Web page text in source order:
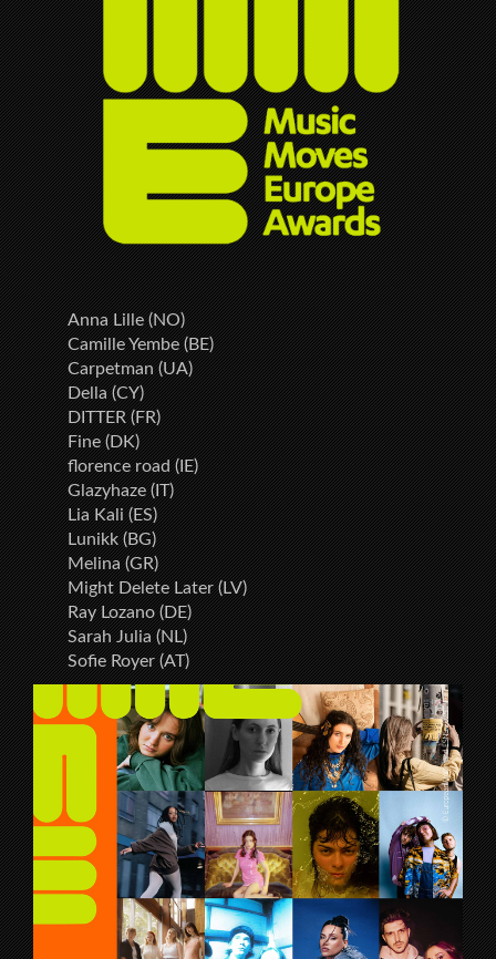
Anna Lille (NO)
Camille Yembe (BE)
Carpetman (UA)
Della (CY)
DITTER (FR)
Fine (DK)
florence road (IE)
Glazyhaze (IT)
Lia Kali (ES)
Lunikk (BG)
Melina (GR)
Might Delete Later (LV)
Ray Lozano (DE)
Sarah Julia (NL)
Sofie Royer (AT)